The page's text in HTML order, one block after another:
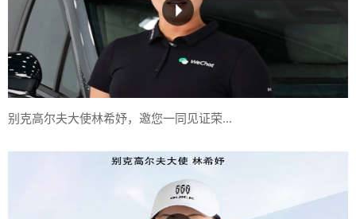
别克高尔夫大使林希妤，邀您一同见证荣...